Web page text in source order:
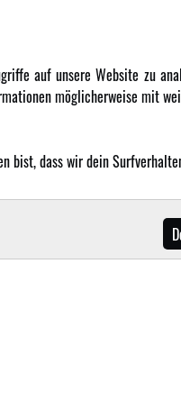
Newsletter
Karriere
auf unsere Website zu
möglicherweise mit
dass wir dein